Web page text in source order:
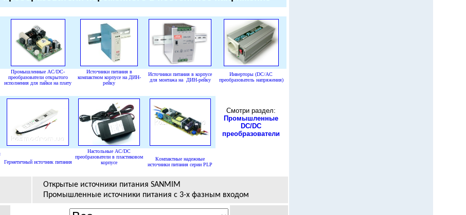
Промышленные AC/DC-
преобразователи открытого
исполнения для пайки на плату
Источники питания в
компактном корпусе на ДИН-
рейку
Источники питания в корпусе
для монтажа на ДИН-рейку
Инверторы (DC/AC
преобразователь напряжения)
Смотри раздел:
Промышленные
DC/DC
преобразователи
Герметичный источник питания
Настольные AC/DC
преобразователи в пластиковом
корпусе
Компактные надежные
источники питания серии PLP
Открытые источники питания SANMIM
Промышленные источники питания с 3-х фазным входом